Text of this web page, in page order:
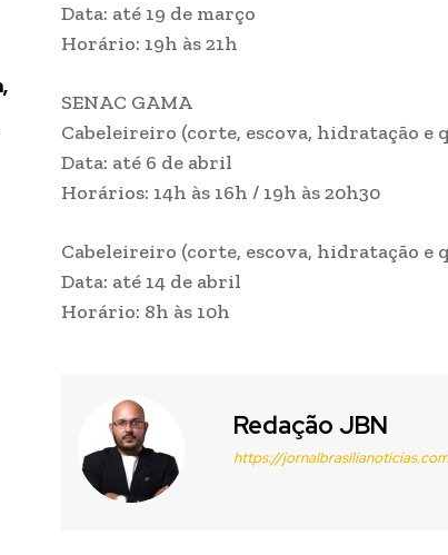
Data: até 19 de março
Horário: 19h às 21h
SENAC GAMA
Cabeleireiro (corte, escova, hidratação e
Data: até 6 de abril
Horários: 14h às 16h / 19h às 20h30
Cabeleireiro (corte, escova, hidratação e
Data: até 14 de abril
Horário: 8h às 10h
Redação JBN
https://